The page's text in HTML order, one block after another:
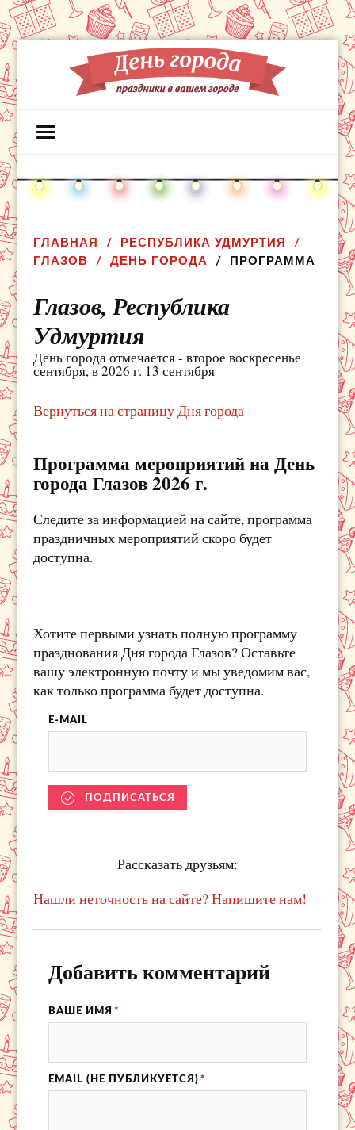
ГЛАВНАЯ
РЕСПУБЛИКА УДМУРТИЯ
ГЛАЗОВ
ДЕНЬ ГОРОДА ПРОГРАММА
Глазов,Республика
Удмуртия
День города отмечается - второе воскресенье
сентября, в 2026 г. 13 сентября
Вернуться на страницу Дня города
Программа мероприятий на День
города Глазов 2026 г.
Следите за информацией на сайте, программа
праздничных мероприятий скоро будет
доступна.
Хотите первыми узнать полную программу
празднования Дня города Глазов? Оставьте
вашу электронную почту и мы уведомим вас,
как только программа будет доступна.
E-MAIL
ПОДПИСАТЬСЯ
Рассказать друзьям:
Нашли неточность на сайте? Напишите нам!
Добавить комментарий
ВАШЕ ИМЯ *
EMAIL (НЕ ПУБЛИКУЕТСЯ) *